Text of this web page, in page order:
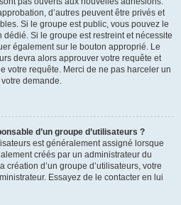
d’autres peuvent être privés et
Si le groupe est public, vous pouvez le
Si le groupe est restreint et nécessite
également sur le bouton approprié. Le
devra alors approuver votre requête et
votre requête. Merci de ne pas harceler un
demande.
d’un groupe d’utilisateurs ?
est généralement assigné lorsque
créés par un administrateur du
création d’un groupe d’utilisateurs, votre
Essayez de le contacter en lui